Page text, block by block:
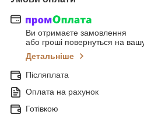
Ви отримаєте замовлення
або гроші повернуться на
Детальніше
Післяплата
Оплата на рахунок
Готівкою